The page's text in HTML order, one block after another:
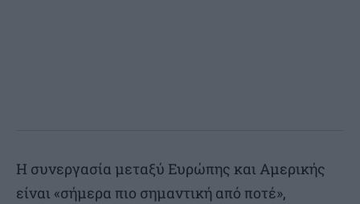
Η συνεργασία μεταξύ Ευρώπης και Αμερικής
είναι «σήμερα πιο σημαντική από ποτέ»,